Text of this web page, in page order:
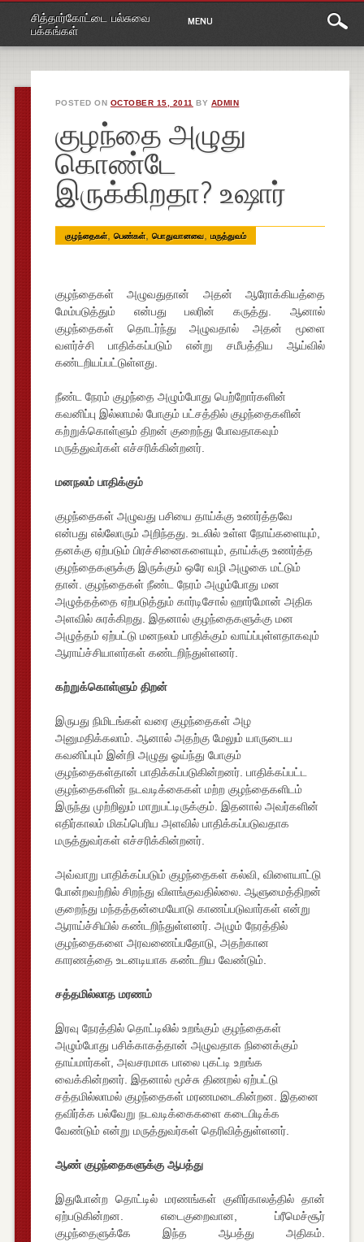
சித்தார்கோட்டை பல்சுவை
பக்கங்கள்
Main
menu
content
MENU
POSTED ON OCTOBER 15, 2011 BY ADMIN
குழந்தை அழுது
கொண்டே
இருக்கிறதா? உஷார்
குழந்தைகள், பெண்கள், பொதுவானவை, மருத்துவம்
குழந்தைகள் அழுவதுதான் அதன் ஆரோக்கியத்தை
மேம்படுத்தும் என்பது பலரின் கருத்து. ஆனால்
குழந்தைகள் தொடர்ந்து அழுவதால் அதன் மூளை
வளர்ச்சி பாதிக்கப்படும் என்று சமீபத்திய ஆய்வில்
கண்டறியப்பட்டுள்ளது.
நீண்ட நேரம் குழந்தை அழும்போது பெற்றோர்களின்
கவனிப்பு இல்லாமல் போகும் பட்சத்தில் குழந்தைகளின்
கற்றுக்கொள்ளும் திறன் குறைந்து போவதாகவும்
மருத்துவர்கள் எச்சரிக்கின்றனர்.
மனநலம் பாதிக்கும்
குழந்தைகள் அழுவது பசியை தாய்க்கு உணர்த்தவே
என்பது எல்லோரும் அறிந்தது. உடலில் உள்ள நோய்களையும்,
தனக்கு ஏற்படும் பிரச்சினைகளையும், தாய்க்கு உணர்த்த
குழந்தைகளுக்கு இருக்கும் ஒரே வழி அழுகை மட்டும்
தான். குழந்தைகள் நீண்ட நேரம் அழும்போது மன
அழுத்தத்தை ஏற்படுத்தும் கார்டிசோல் ஹார்மோன் அதிக
அளவில் சுரக்கிறது. இதனால் குழந்தைகளுக்கு மன
அழுத்தம் ஏற்பட்டு மனநலம் பாதிக்கும் வாய்ப்புள்ளதாகவும்
ஆராய்ச்சியாளர்கள் கண்டறிந்துள்ளனர்.
கற்றுக்கொள்ளும் திறன்
இருபது நிமிடங்கள் வரை குழந்தைகள் அழ
அனுமதிக்கலாம். ஆனால் அதற்கு மேலும் யாருடைய
கவனிப்பும் இன்றி அழுது ஓய்ந்து போகும்
குழந்தைகள்தான் பாதிக்கப்படுகின்றனர். பாதிக்கப்பட்ட
குழந்தைகளின் நடவடிக்கைகள் மற்ற குழந்தைகளிடம்
இருந்து முற்றிலும் மாறுபட்டிருக்கும். இதனால் அவர்களின்
எதிர்காலம் மிகப்பெரிய அளவில் பாதிக்கப்படுவதாக
மருத்துவர்கள் எச்சரிக்கின்றனர்.
அவ்வாறு பாதிக்கப்படும் குழந்தைகள் கல்வி, விளையாட்டு
போன்றவற்றில் சிறந்து விளங்குவதில்லை. ஆளுமைத்திறன்
குறைந்து மந்தத்தன்மையோடு காணப்படுவார்கள் என்று
ஆராய்ச்சியில் கண்டறிந்துள்ளனர். அழும் நேரத்தில்
குழந்தைகளை அரவணைப்பதோடு, அதற்கான
காரணத்தை உடனடியாக கண்டறிய வேண்டும்.
சத்தமில்லாத மரணம்
இரவு நேரத்தில் தொட்டிலில் உறங்கும் குழந்தைகள்
அழும்போது பசிக்காகத்தான் அழுவதாக நினைக்கும்
தாய்மார்கள், அவசரமாக பாலை புகட்டி உறங்க
வைக்கின்றனர். இதனால் மூச்சு திணறல் ஏற்பட்டு
சத்தமில்லாமல் குழந்தைகள் மரணமடைகின்றன. இதனை
தவிர்க்க பல்வேறு நடவடிக்கைகளை கடைபிடிக்க
வேண்டும் என்று மருத்துவர்கள் தெரிவித்துள்ளனர்.
ஆண் குழந்தைகளுக்கு ஆபத்து
இதுபோன்ற தொட்டில் மரணங்கள் குளிர்காலத்தில் தான்
ஏற்படுகின்றன. எடைகுறைவான, ப்ரீமெச்சூர்
குழந்தைளுக்கே இந்த ஆபத்து அதிகம்.